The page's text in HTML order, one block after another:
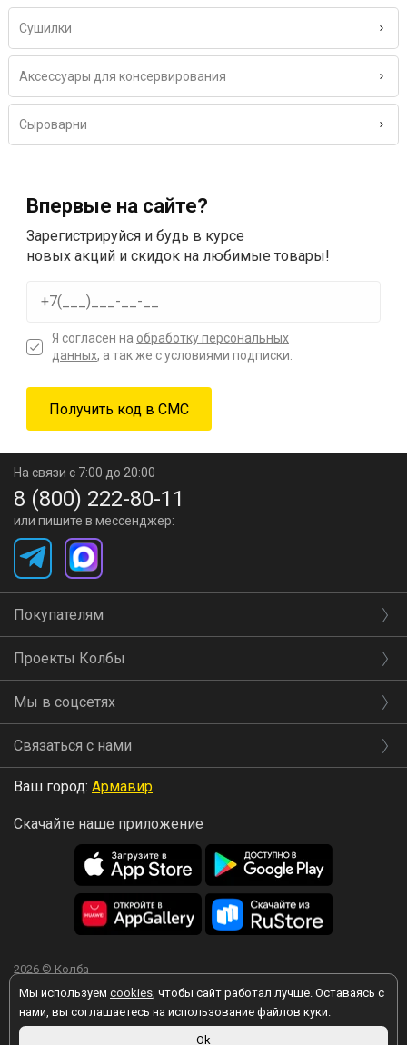
Сушилки
Аксессуары для консервирования
Сыроварни
Впервые на сайте?
Зарегистрируйся и будь в курсе
новых акций и скидок на любимые товары!
Я согласен на обработку персональных
данных, а так же с условиями подписки.
Мы используем cookies, чтобы сайт работал лучше. Оставаясь с
нами, вы соглашаетесь на использование файлов куки.
Ok
На связи с 7:00 до 20:00
8 (800) 222-80-11
или пишите в мессенджер:
Покупателям
Проекты Колбы
Мы в соцсетях
Связаться с нами
Ваш город: Армавир
Скачайте наше приложение
2026 © Колба
Вы принимаете условия политики в отношении обработки